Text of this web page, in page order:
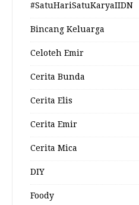
#SatuHariSatuKaryaIIDN
Bincang Keluarga
Celoteh Emir
Cerita Bunda
Cerita Elis
Cerita Emir
Cerita Mica
DIY
Foody